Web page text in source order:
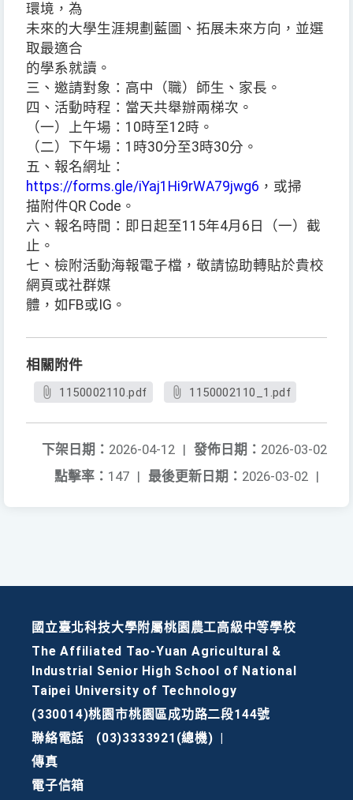
環境，為
未來的大學生涯規劃藍圖、拓展未來方向，並選
取最適合
的學系就讀。
三、邀請對象：高中（職）師生、家長。
四、活動時程：當天共舉辦兩梯次。
（一）上午場：10時至12時。
（二）下午場：1時30分至3時30分。
五、報名網址：
https://forms.gle/iYaj1Hi9rWA79jwg6 ，或掃
描附件QR Code。
六、報名時間：即日起至115年4月6日（一）截
止。
七、檢附活動海報電子檔，敬請協助轉貼於貴校
網頁或社群媒
體，如FB或IG。
相關附件
1150002110.pdf 1150002110_1.pdf
發佈日期： 2026-03-02
下架日期： 2026-04-12 |
最後更新日期： 2026-03-02 |
點擊率： 147 |
國立臺北科技大學附屬桃園農工高級中等學校
The Affiliated Tao-Yuan Agricultural &
Industrial Senior High School of National
Taipei University of Technology
(330014)桃園市桃園區成功路二段144號
聯絡電話
(03)3333921(總機)
傳真
電子信箱